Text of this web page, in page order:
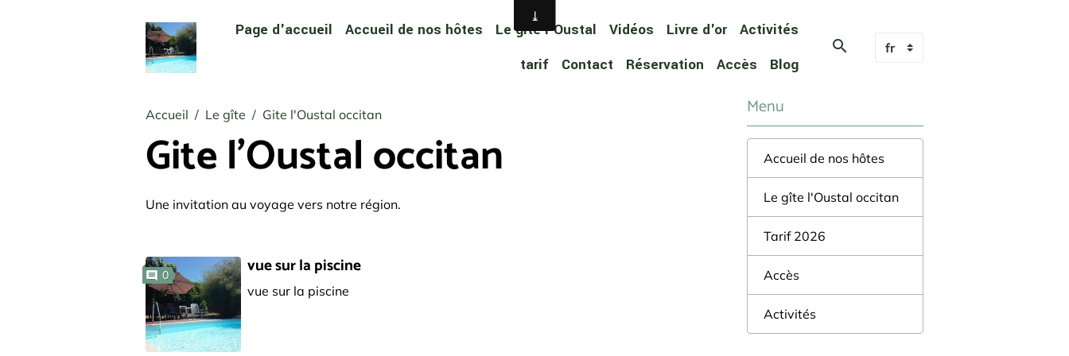
Page d'accueil Accueil de nos hôtes Le gîte l'Oustal Vidéos Livre d'or
Activités
tarif
Contact Réservation Accès Blog
Accueil Le gîte Gite l'Oustal occitan
Gite l'Oustal occitan
Une invitation au voyage vers notre région.
0 vue sur la piscine
vue sur la piscine
Menu
Accueil de nos hôtes
Le gîte l'Oustal occitan
Tarif 2026
Accès
Activités